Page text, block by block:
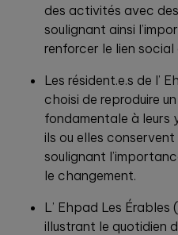
des activités avec
soulignant ainsi
renforcer le lien
Les résident.e.s de l’
choisi de reproduire
fondamentale à leurs
ils ou elles
soulignant
le changement.
L’ Ehpad Les
illustrant le quotidien